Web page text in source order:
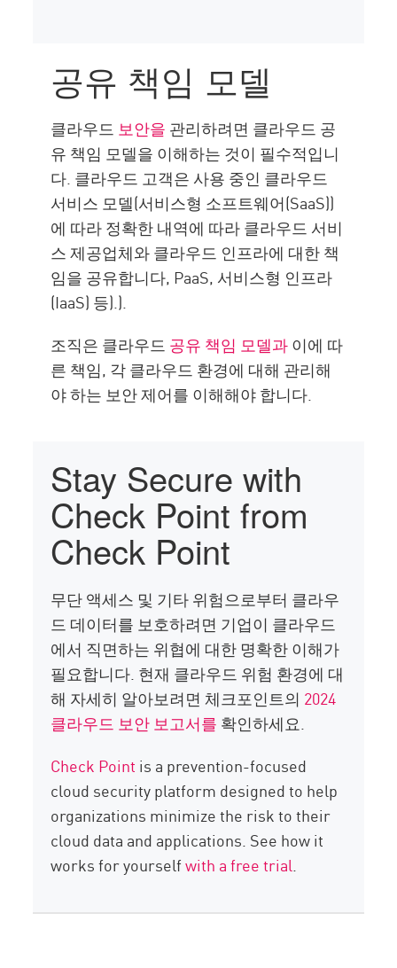
공유 책임 모델
클라우드 보안을 관리하려면 클라우드 공
유 책임 모델을 이해하는 것이 필수적입니
다. 클라우드 고객은 사용 중인 클라우드
서비스 모델(서비스형 소프트웨어(SaaS))
에 따라 정확한 내역에 따라 클라우드 서비
스 제공업체와 클라우드 인프라에 대한 책
임을 공유합니다, PaaS, 서비스형 인프라
(IaaS) 등).).
조직은 클라우드 공유 책임 모델과이에 따
른 책임, 각 클라우드 환경에 대해 관리해
야 하는 보안 제어를 이해해야 합니다.
Stay Secure with
Check Point from
Check Point
무단 액세스 및 기타 위험으로부터 클라우
드 데이터를 보호하려면 기업이 클라우드
에서 직면하는 위협에 대한 명확한 이해가
필요합니다. 현재 클라우드 위험 환경에 대
해 자세히 알아보려면 체크포인트의 2024
클라우드 보안 보고서를 확인하세요.
Check Point is a prevention-focused
cloud security platform designed to help
organizations minimize the risk to their
cloud data and applications. See how it
works for yourselfwith a free trial.